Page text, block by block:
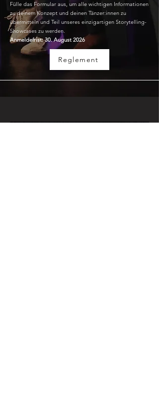
Fülle das Formular aus, um alle wichtigen Informationen
zu deinem Konzept und deinen Tänzer:innen zu
übermitteln und Teil unseres einzigartigen Storytelling-
Showcases zu werden.
Anmeldefrist: 30. August 2026
Reglement